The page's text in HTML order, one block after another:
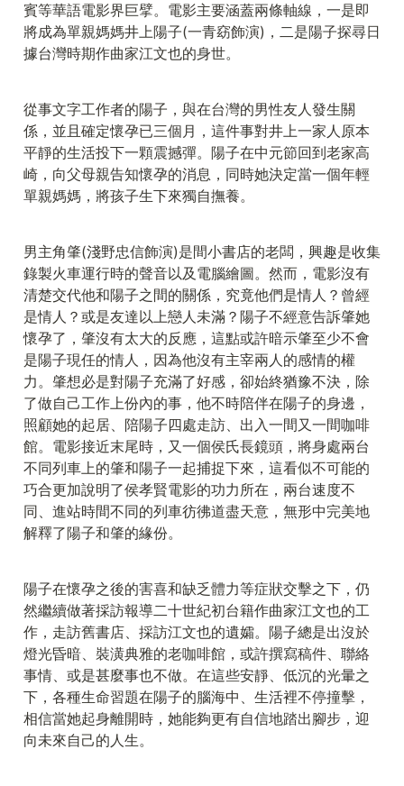
賓等華語電影界巨擘。電影主要涵蓋兩條軸線，一是即
將成為單親媽媽井上陽子(一青窈飾演)，二是陽子探尋日
據台灣時期作曲家江文也的身世。
從事文字工作者的陽子，與在台灣的男性友人發生關
係，並且確定懷孕已三個月，這件事對井上一家人原本
平靜的生活投下一顆震撼彈。陽子在中元節回到老家高
崎，向父母親告知懷孕的消息，同時她決定當一個年輕
單親媽媽，將孩子生下來獨自撫養。
男主角肇(淺野忠信飾演)是間小書店的老闆，興趣是收集
錄製火車運行時的聲音以及電腦繪圖。然而，電影沒有
清楚交代他和陽子之間的關係，究竟他們是情人？曾經
是情人？或是友達以上戀人未滿？陽子不經意告訴肇她
懷孕了，肇沒有太大的反應，這點或許暗示肇至少不會
是陽子現任的情人，因為他沒有主宰兩人的感情的權
力。肇想必是對陽子充滿了好感，卻始終猶豫不決，除
了做自己工作上份內的事，他不時陪伴在陽子的身邊，
照顧她的起居、陪陽子四處走訪、出入一間又一間咖啡
館。電影接近末尾時，又一個侯氏長鏡頭，將身處兩台
不同列車上的肇和陽子一起捕捉下來，這看似不可能的
巧合更加說明了侯孝賢電影的功力所在，兩台速度不
同、進站時間不同的列車彷彿道盡天意，無形中完美地
解釋了陽子和肇的緣份。
陽子在懷孕之後的害喜和缺乏體力等症狀交擊之下，仍
然繼續做著採訪報導二十世紀初台籍作曲家江文也的工
作，走訪舊書店、採訪江文也的遺孀。陽子總是出沒於
燈光昏暗、裝潢典雅的老咖啡館，或許撰寫稿件、聯絡
事情、或是甚麼事也不做。在這些安靜、低沉的光暈之
下，各種生命習題在陽子的腦海中、生活裡不停撞擊，
相信當她起身離開時，她能夠更有自信地踏出腳步，迎
向未來自己的人生。